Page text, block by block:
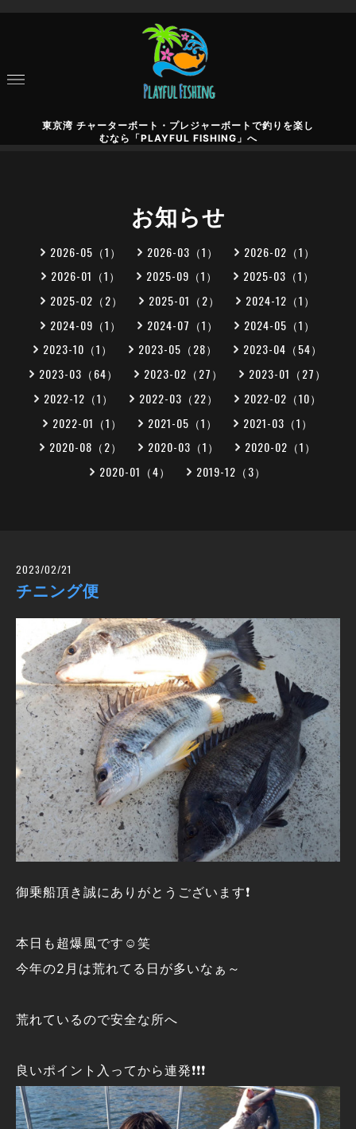
東京湾 チャーターボート・プレジャーボートで釣りを楽し
むなら「PLAYFUL FISHING」へ
お知らせ
2026-05（1） 2026-03（1）
2026-02（1）
2026-01（1）
2025-09（1）
2025-03（1）
2025-02（2）
2025-01（2）
2024-12（1）
2024-09（1）
2024-07（1）
2024-05（1）
2023-10（1）
2023-05（28）
2023-04（54）
2023-03（64）
2023-02（27）
2023-01（27）
2022-12（1）
2022-03（22）
2022-02（10）
2022-01（1）
2021-05（1）
2021-03（1）
2020-08（2）
2020-03（1）
2020-02（1）
2020-01（4）
2019-12（3）
2023/02/21
チニング便
御乗船頂き誠にありがとうございます❗
本日も超爆風です☺️笑
今年の2月は荒れてる日が多いなぁ～
荒れているので安全な所へ
良いポイント入ってから連発❗❗❗